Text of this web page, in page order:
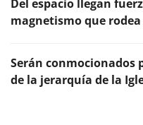
Del espacio llegan
magnetismo que
Serán conmocionados
de la jerarquía de la